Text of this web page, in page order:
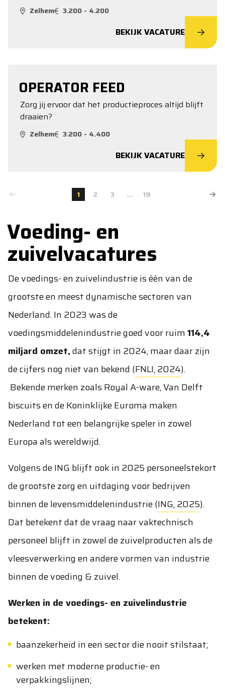
Zelhem 3.200 - 4.200
BEKIJK VACATURE
OPERATOR FEED
Zorg jij ervoor dat het productieproces altijd blijft
draaien?
Zelhem 3.200 - 4.400
BEKIJK VACATURE
1 2 3 ... 19
Voeding- en
zuivelvacatures
De voedings- en zuivelindustrie is één van de
grootste en meest dynamische sectoren van
Nederland. In 2023 was de
voedingsmiddelenindustrie goed voor ruim114,4
miljard omzet,dat stijgt in 2024, maar daar zijn
de cijfers nog niet van bekend (FNLI, 2024).
Bekende merken zoals Royal A-ware, Van Delft
biscuits en de Koninklijke Euroma maken
Nederland tot een belangrijke speler in zowel
Europa als wereldwijd.
Volgens de ING blijft ook in 2025 personeelstekort
de grootste zorg en uitdaging voor bedrijven
binnen de levensmiddelenindustrie (ING, 2025).
Dat betekent dat de vraag naar vaktechnisch
personeel blijft in zowel de zuivelproducten als de
vleesverwerking en andere vormen van industrie
binnen de voeding & zuivel.
Werken in de voedings- en zuivelindustrie
betekent:
baanzekerheid in een sector die nooit stilstaat;
werken met moderne productie- en
verpakkingslijnen;